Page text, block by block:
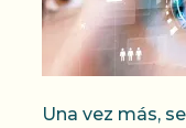
Una vez más,